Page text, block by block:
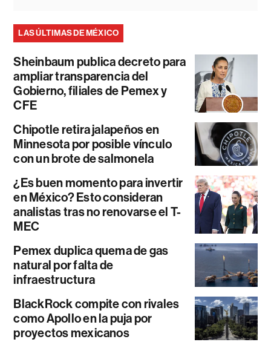
LAS ÚLTIMAS DE MÉXICO
Sheinbaum publica decreto para
ampliar transparencia del
Gobierno, filiales de Pemex y
CFE
Chipotle retira jalapeños en
Minnesota por posible vínculo
con un brote de salmonela
¿Es buen momento para invertir
en México? Esto consideran
analistas tras no renovarse el T-
MEC
Pemex duplica quema de gas
natural por falta de
infraestructura
BlackRock compite con rivales
como Apollo en la puja por
proyectos mexicanos